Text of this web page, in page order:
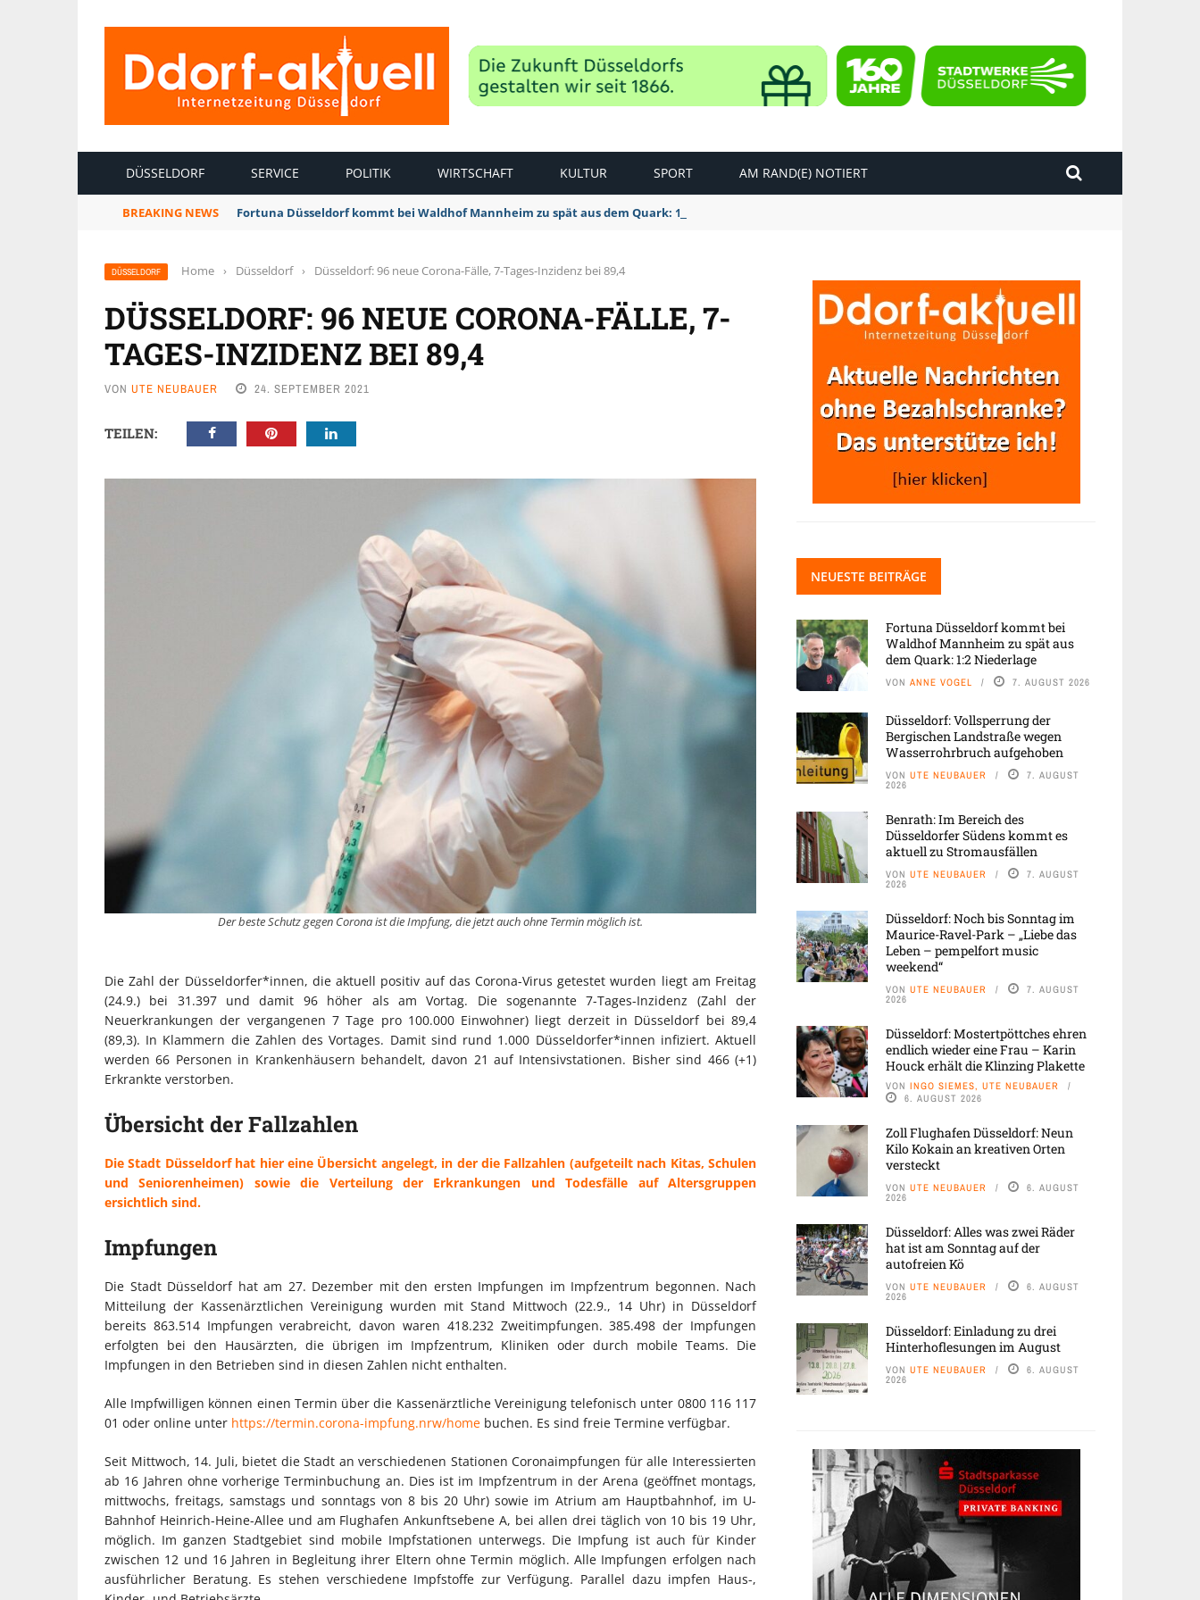
DÜSSELDORF SERVICE POLITIK WIRTSCHAFT KULTUR SPORT AM RAND(E) NOTIERT
BREAKING NEWS Fortuna Düsseldorf kommt bei Waldhof Mannheim zu spät aus dem Quark: 1:2 Niederlage
DÜSSELDORF Home › Düsseldorf › Düsseldorf: 96 neue Corona-Fälle, 7-Tages-Inzidenz bei 89,4
DÜSSELDORF: 96 NEUE CORONA-FÄLLE, 7-
TAGES-INZIDENZ BEI 89,4
VON UTE NEUBAUER 24. SEPTEMBER 2021
TEILEN:
Der beste Schutz gegen Corona ist die Impfung, die jetzt auch ohne Termin möglich ist.
Die Zahl der Düsseldorfer*innen, die aktuell positiv auf das Corona-Virus getestet wurden liegt am Freitag
(24.9.) bei 31.397 und damit 96 höher als am Vortag. Die sogenannte 7-Tages-Inzidenz (Zahl der
Neuerkrankungen der vergangenen 7 Tage pro 100.000 Einwohner) liegt derzeit in Düsseldorf bei 89,4
(89,3). In Klammern die Zahlen des Vortages. Damit sind rund 1.000 Düsseldorfer*innen infiziert. Aktuell
werden 66 Personen in Krankenhäusern behandelt, davon 21 auf Intensivstationen. Bisher sind 466 (+1)
Erkrankte verstorben.
Übersicht der Fallzahlen
Die Stadt Düsseldorf hat hier eine Übersicht angelegt, in der die Fallzahlen (aufgeteilt nach Kitas, Schulen
und Seniorenheimen) sowie die Verteilung der Erkrankungen und Todesfälle auf Altersgruppen
ersichtlich sind.
Impfungen
Die Stadt Düsseldorf hat am 27. Dezember mit den ersten Impfungen im Impfzentrum begonnen. Nach
Mitteilung der Kassenärztlichen Vereinigung wurden mit Stand Mittwoch (22.9., 14 Uhr) in Düsseldorf
bereits 863.514 Impfungen verabreicht, davon waren 418.232 Zweitimpfungen. 385.498 der Impfungen
erfolgten bei den Hausärzten, die übrigen im Impfzentrum, Kliniken oder durch mobile Teams. Die
Impfungen in den Betrieben sind in diesen Zahlen nicht enthalten.
Alle Impfwilligen können einen Termin über die Kassenärztliche Vereinigung telefonisch unter 0800 116 117
01 oder online unter https://termin.corona-impfung.nrw/home buchen. Es sind freie Termine verfügbar.
Seit Mittwoch, 14. Juli, bietet die Stadt an verschiedenen Stationen Coronaimpfungen für alle Interessierten
ab 16 Jahren ohne vorherige Terminbuchung an. Dies ist im Impfzentrum in der Arena (geöffnet montags,
mittwochs, freitags, samstags und sonntags von 8 bis 20 Uhr) sowie im Atrium am Hauptbahnhof, im U-
Bahnhof Heinrich-Heine-Allee und am Flughafen Ankunftsebene A, bei allen drei täglich von 10 bis 19 Uhr,
möglich. Im ganzen Stadtgebiet sind mobile Impfstationen unterwegs. Die Impfung ist auch für Kinder
zwischen 12 und 16 Jahren in Begleitung ihrer Eltern ohne Termin möglich. Alle Impfungen erfolgen nach
ausführlicher Beratung. Es stehen verschiedene Impfstoffe zur Verfügung. Parallel dazu impfen Haus-,
NEUESTE BEITRÄGE
Fortuna Düsseldorf kommt bei
Waldhof Mannheim zu spät aus
dem Quark: 1:2 Niederlage
VON ANNE VOGEL 7. AUGUST 2026
Düsseldorf: Vollsperrung der
Bergischen Landstraße wegen
Wasserrohrbruch aufgehoben
VON UTE NEUBAUER 7. AUGUST
2026
Benrath: Im Bereich des
Düsseldorfer Südens kommt es
aktuell zu Stromausfällen
VON UTE NEUBAUER 7. AUGUST
2026
Düsseldorf: Noch bis Sonntag im
Maurice-Ravel-Park – „Liebe das
Leben – pempelfort music
weekend“
VON UTE NEUBAUER 7. AUGUST
2026
Düsseldorf: Mostertpöttches ehren
endlich wieder eine Frau – Karin
Houck erhält die Klinzing Plakette
VON INGO SIEMES, UTE NEUBAUER
6. AUGUST 2026
Zoll Flughafen Düsseldorf: Neun
Kilo Kokain an kreativen Orten
versteckt
VON UTE NEUBAUER 6. AUGUST
2026
Düsseldorf: Alles was zwei Räder
hat ist am Sonntag auf der
autofreien Kö
VON UTE NEUBAUER 6. AUGUST
2026
Düsseldorf: Einladung zu drei
Hinterhoflesungen im August
VON UTE NEUBAUER 6. AUGUST
2026